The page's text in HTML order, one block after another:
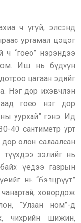
ч үгүй, элсэнд
ургамал цэцэг
ч “гоёо” нэрэндээ
юм. Иш нь бүдүүн
цагаан эдийг
Нэг дор ихэвчлэн
аад гоёо нэг дор
уурхай” гэнэ. Ид
40 сантиметр урт
олон салаалсан
түүхдээ зэлийг нь
үедээ газрын
нь “бэлцрүүт”
ховордож
“Улаан ном”-д
чихрийн шижин,